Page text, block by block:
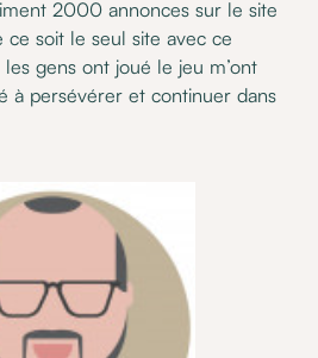
2000 annonces sur le site
soit le seul site avec ce
gens ont joué le jeu m’ont
à persévérer et continuer dans